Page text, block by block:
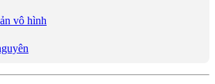
vô hình